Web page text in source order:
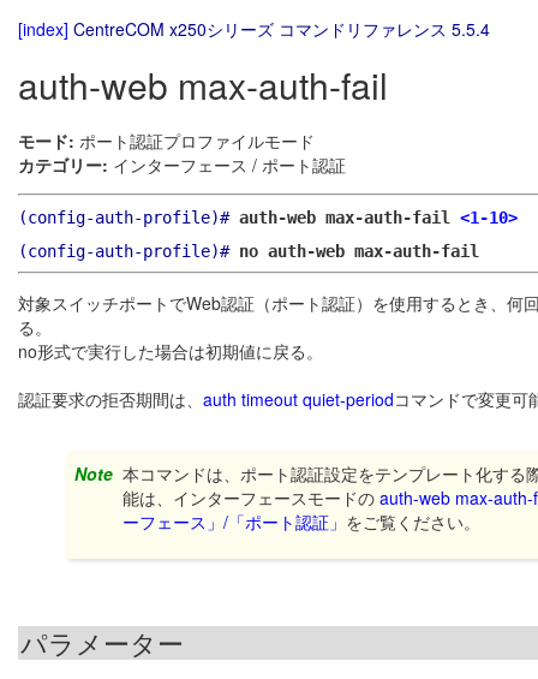
[index] CentreCOM x250シリーズ コマンドリファレンス 5.5.4
auth-web max-auth-fail
モード: ポート認証プロファイルモード
カテゴリー: インターフェース / ポート認証
(config-auth-profile)# auth-web max-auth-fail <1-10>
(config-auth-profile)# no auth-web max-auth-fail
対象スイッチポートでWeb認証（ポート認証）を使用するとき、
る。
no形式で実行した場合は初期値に戻る。
認証要求の拒否期間は、 auth timeout quiet-periodコマンドで変更可
Note 本コマンドは、ポート認証設定をテンプレート化す
能は、インターフェースモードのauth-web max-auth-
ーフェース」/「ポート認証」 をご覧ください。
パラメーター